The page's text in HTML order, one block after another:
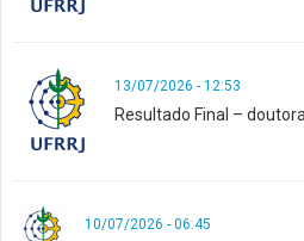
13/07/2026 - 12:53
Resultado Final –
10/07/2026 - 06:45